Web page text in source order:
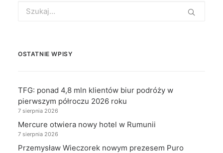
for:
OSTATNIE WPISY
TFG: ponad 4,8 mln klientów biur podróży w
pierwszym półroczu 2026 roku
7 sierpnia 2026
Mercure otwiera nowy hotel w Rumunii
7 sierpnia 2026
Przemysław Wieczorek nowym prezesem Puro